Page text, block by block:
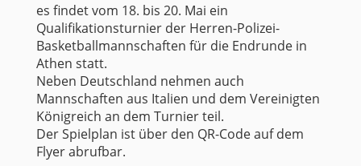
es findet vom 18. bis 20. Mai ein
Qualifikationsturnier der Herren-Polizei-
Basketballmannschaften für die Endrunde in
Athen statt.
Neben Deutschland nehmen auch
Mannschaften aus Italien und dem Vereinigten
Königreich an dem Turnier teil.
Der Spielplan ist über den QR-Code auf dem
Flyer abrufbar.